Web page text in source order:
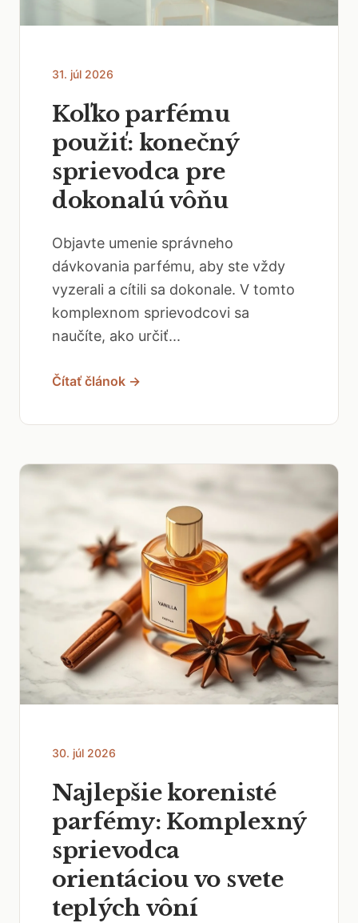
31. júl 2026
Koľko parfému
použiť: konečný
sprievodca pre
dokonalú vôňu
Objavte umenie správneho
dávkovania parfému, aby ste vždy
vyzerali a cítili sa dokonale. V tomto
komplexnom sprievodcovi sa
naučíte, ako určiť...
Čítať článok →
30. júl 2026
Najlepšie korenisté
parfémy: Komplexný
sprievodca
orientáciou vo svete
teplých vôní